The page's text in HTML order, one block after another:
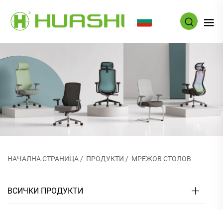
НАЧАЛНА СТРАНИЦА / ПРОДУКТИ / МРЕЖОВ СТОЛОВ
ВСИЧКИ ПРОДУКТИ